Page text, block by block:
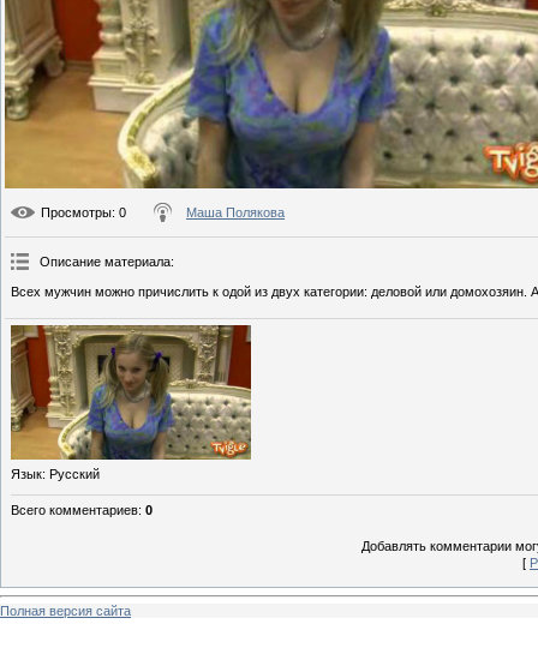
Просмотры: 0 Маша Полякова
Описание материала:
Всех мужчин можно причислить к одой из двух категории: деловой или домохозяин.
Язык: Русский
Всего комментариев: 0
Добавлять комментарии
[
Полная версия сайта